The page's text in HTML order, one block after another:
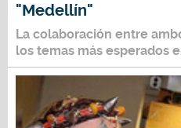
"Medellín"
La colaboración entre
los temas más esperados